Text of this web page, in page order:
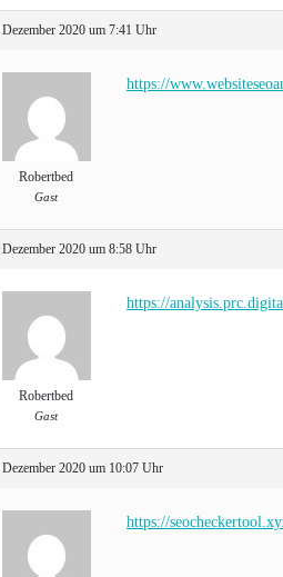
Dezember 2020 um 7:41 Uhr
Robertbed
Gast
https://
Dezember 2020 um 8:58 Uhr
Robertbed
Gast
https://
Dezember 2020 um 10:07 Uhr
https://